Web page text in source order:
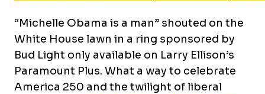
“Michelle Obama is a man” shouted on the
White House lawn in a ring sponsored by
Bud Light only available on Larry Ellison’s
Paramount Plus. What a way to celebrate
America 250 and the twilight of liberal